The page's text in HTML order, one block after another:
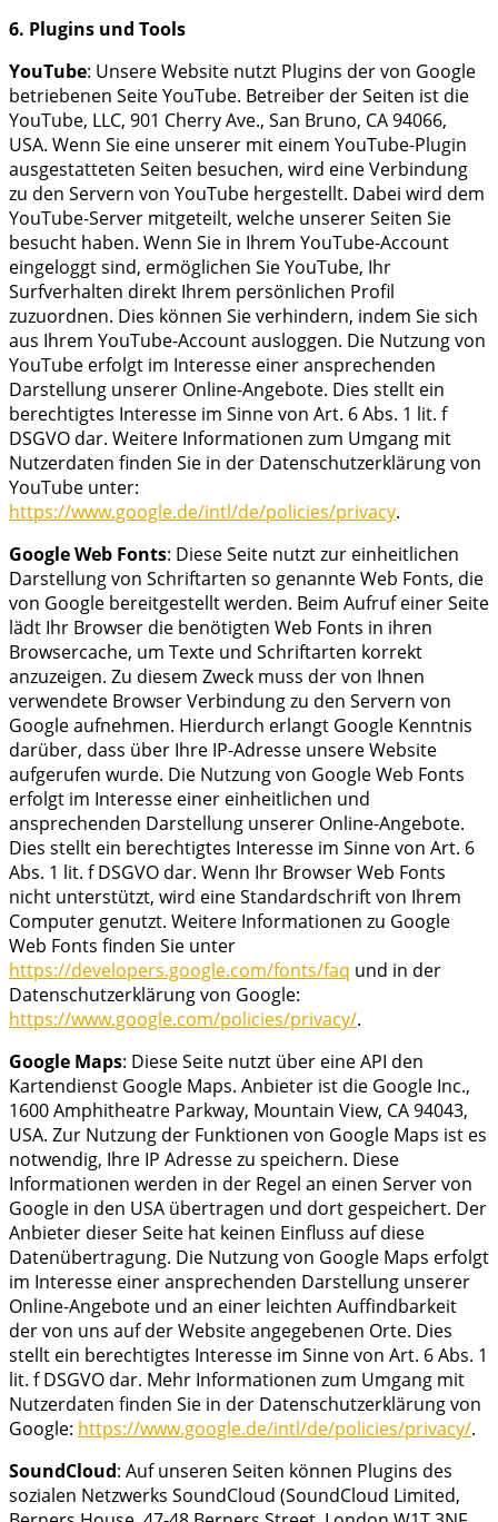
6. Plugins und Tools
YouTube: Unsere Website nutzt Plugins der von Google
betriebenen Seite YouTube. Betreiber der Seiten ist die
YouTube, LLC, 901 Cherry Ave., San Bruno, CA 94066,
USA. Wenn Sie eine unserer mit einem YouTube-Plugin
ausgestatteten Seiten besuchen, wird eine Verbindung
zu den Servern von YouTube hergestellt. Dabei wird dem
YouTube-Server mitgeteilt, welche unserer Seiten Sie
besucht haben. Wenn Sie in Ihrem YouTube-Account
eingeloggt sind, ermöglichen Sie YouTube, Ihr
Surfverhalten direkt Ihrem persönlichen Profil
zuzuordnen. Dies können Sie verhindern, indem Sie sich
aus Ihrem YouTube-Account ausloggen. Die Nutzung von
YouTube erfolgt im Interesse einer ansprechenden
Darstellung unserer Online-Angebote. Dies stellt ein
berechtigtes Interesse im Sinne von Art. 6 Abs. 1 lit. f
DSGVO dar. Weitere Informationen zum Umgang mit
Nutzerdaten finden Sie in der Datenschutzerklärung von
YouTube unter:
https://www.google.de/intl/de/policies/privacy.
Google Web Fonts: Diese Seite nutzt zur einheitlichen
Darstellung von Schriftarten so genannte Web Fonts, die
von Google bereitgestellt werden. Beim Aufruf einer Seite
lädt Ihr Browser die benötigten Web Fonts in ihren
Browsercache, um Texte und Schriftarten korrekt
anzuzeigen. Zu diesem Zweck muss der von Ihnen
verwendete Browser Verbindung zu den Servern von
Google aufnehmen. Hierdurch erlangt Google Kenntnis
darüber, dass über Ihre IP-Adresse unsere Website
aufgerufen wurde. Die Nutzung von Google Web Fonts
erfolgt im Interesse einer einheitlichen und
ansprechenden Darstellung unserer Online-Angebote.
Dies stellt ein berechtigtes Interesse im Sinne von Art. 6
Abs. 1 lit. f DSGVO dar. Wenn Ihr Browser Web Fonts
nicht unterstützt, wird eine Standardschrift von Ihrem
Computer genutzt. Weitere Informationen zu Google
Web Fonts finden Sie unter
https://developers.google.com/fonts/faq und in der
Datenschutzerklärung von Google:
https://www.google.com/policies/privacy/.
Google Maps: Diese Seite nutzt über eine API den
Kartendienst Google Maps. Anbieter ist die Google Inc.,
1600 Amphitheatre Parkway, Mountain View, CA 94043,
USA. Zur Nutzung der Funktionen von Google Maps ist es
notwendig, Ihre IP Adresse zu speichern. Diese
Informationen werden in der Regel an einen Server von
Google in den USA übertragen und dort gespeichert. Der
Anbieter dieser Seite hat keinen Einfluss auf diese
Datenübertragung. Die Nutzung von Google Maps erfolgt
im Interesse einer ansprechenden Darstellung unserer
Online-Angebote und an einer leichten Auffindbarkeit
der von uns auf der Website angegebenen Orte. Dies
stellt ein berechtigtes Interesse im Sinne von Art. 6 Abs. 1
lit. f DSGVO dar. Mehr Informationen zum Umgang mit
Nutzerdaten finden Sie in der Datenschutzerklärung von
Google: https://www.google.de/intl/de/policies/privacy/.
SoundCloud: Auf unseren Seiten können Plugins des
sozialen Netzwerks SoundCloud (SoundCloud Limited,